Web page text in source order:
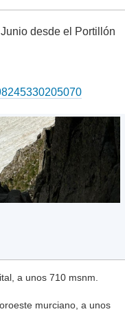
desde el Portillón
a unos 710 msnm.
murciano, a unos